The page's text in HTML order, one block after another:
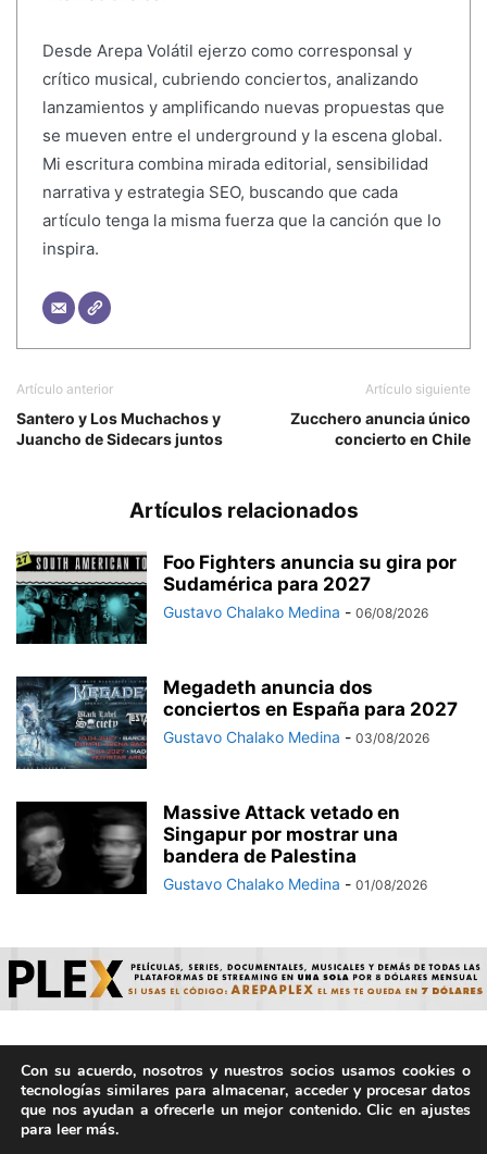
Desde Arepa Volátil ejerzo como corresponsal y
crítico musical, cubriendo conciertos, analizando
lanzamientos y amplificando nuevas propuestas que
se mueven entre el underground y la escena global.
Mi escritura combina mirada editorial, sensibilidad
narrativa y estrategia SEO, buscando que cada
artículo tenga la misma fuerza que la canción que lo
inspira.
Artículo anterior
Santero y Los Muchachos y
Juancho de Sidecars juntos
Artículo siguiente
Zucchero anuncia único
concierto en Chile
Artículos relacionados
Foo Fighters anuncia su gira por
Sudamérica para 2027
Gustavo Chalako Medina - 06/08/2026
Megadeth anuncia dos
conciertos en España para 2027
Gustavo Chalako Medina - 03/08/2026
Massive Attack vetado en
Singapur por mostrar una
bandera de Palestina
Gustavo Chalako Medina - 01/08/2026
© ArepaVolatil.Com 2021-2025 - Hecho por humanos, no por
IA. | Todos los derechos reservados.
Con su acuerdo, nosotros y nuestros socios usamos cookies o
tecnologías similares para almacenar, acceder y procesar datos
que nos ayudan a ofrecerle un mejor contenido. Clic en ajustes
para leer más.